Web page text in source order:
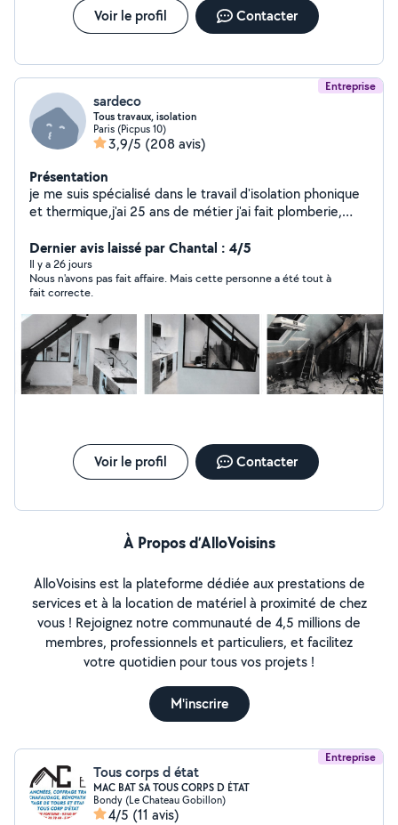
Voir le profil Contacter
Entreprise
sardeco
Tous travaux, isolation
Paris (Picpus 10)
3,9/5 (208 avis)
Présentation
je me suis spécialisé dans le travail d'isolation phonique
et thermique,j'ai 25 ans de métier j'ai fait plomberie,
bain,peinture et faux plafonds je fais tout travaux
d'intérieur et ravalement mes travaux sont couvert par
une garantie décennale
Dernier avis laissé par Chantal : 4/5
Il y a 26 jours
Nous n'avons pas fait affaire. Mais cette personne a été tout à
fait correcte.
Voir le profil Contacter
À Propos d’AlloVoisins
AlloVoisins est la plateforme dédiée aux prestations de
services et à la location de matériel à proximité de chez
vous ! Rejoignez notre communauté de 4,5 millions de
membres, professionnels et particuliers, et facilitez
votre quotidien pour tous vos projets !
M'inscrire
Entreprise
Tous corps d état
MAC BAT SA TOUS CORPS D ÉTAT
Bondy (Le Chateau Gobillon)
4/5 (11 avis)